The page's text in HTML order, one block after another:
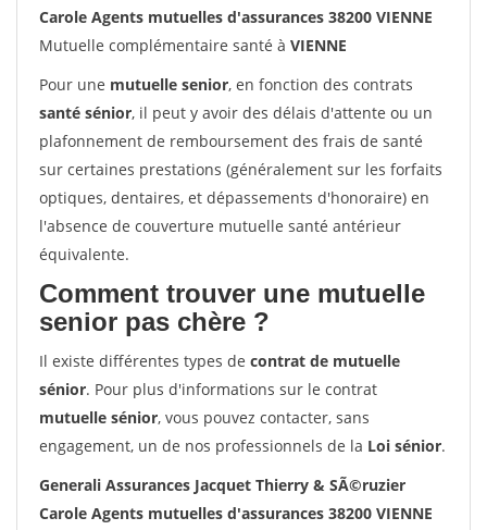
Carole Agents mutuelles d'assurances 38200 VIENNE
Mutuelle complémentaire santé à VIENNE
Pour une mutuelle senior, en fonction des contrats
santé sénior, il peut y avoir des délais d'attente ou un
plafonnement de remboursement des frais de santé
sur certaines prestations (généralement sur les forfaits
optiques, dentaires, et dépassements d'honoraire) en
l'absence de couverture mutuelle santé antérieur
équivalente.
Comment trouver une mutuelle
senior pas chère ?
Il existe différentes types de contrat de mutuelle
sénior. Pour plus d'informations sur le contrat
mutuelle sénior, vous pouvez contacter, sans
engagement, un de nos professionnels de la Loi sénior.
Generali Assurances Jacquet Thierry & SÃ©ruzier
Carole Agents mutuelles d'assurances 38200 VIENNE